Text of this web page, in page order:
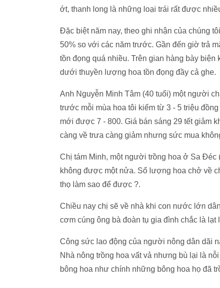
ớt, thanh long là những loại trái rất được
Đặc biệt năm nay, theo ghi nhận của chúng
50% so với các năm trước. Gần đến giờ trả
tồn đọng quá nhiều. Trên gian hàng bày
dưới thuyền lượng hoa tồn đọng đầy cả ghe.
Anh Nguyễn Minh Tâm (40 tuổi) một người
trước mỗi mùa hoa tôi kiếm từ 3 - 5 triệu
mới được 7 - 800. Giá bán sáng 29 tết giảm
càng về trưa càng giảm nhưng sức mua
Chị tám Minh, một người trồng hoa ở Sa
không được một nửa. Số lượng hoa chở về
thọ làm sao để được ?.
Chiều nay chị sẽ về nhà khi con nước lớn
cơm cúng ông bà đoàn tụ gia đình chắc là
Công sức lao động của người nông dân dãi
Nhà nông trồng hoa vất vả nhưng bù lại là
bông hoa như chính những bông hoa họ đã